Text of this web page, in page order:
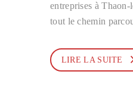
entreprises à
tout le chemin
LIRE LA SUITE